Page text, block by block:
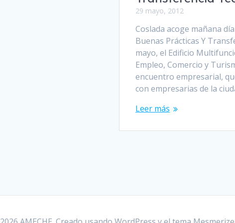
29 mayo, 2012
Coslada acoge mañana
Buenas Prácticas Y
mayo, el Edificio
Empleo, Comercio y
encuentro empresarial,
con empresarias de la
Leer más